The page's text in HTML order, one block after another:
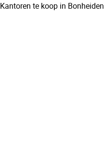
Kantoren te koop in Bonheiden